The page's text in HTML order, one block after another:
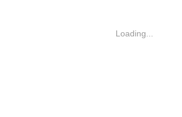
Loading...